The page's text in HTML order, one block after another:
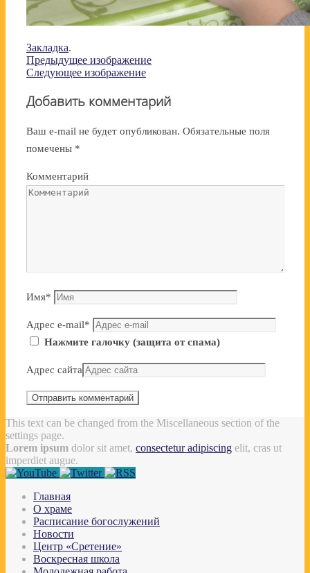
Закладка.
Предыдущее изображение
Следующее изображение
Добавить комментарий
Ваш e-mail не будет опубликован. Обязательные поля
помечены *
Комментарий
Имя*
Адрес e-mail*
Нажмите галочку (защита от спама)
Адрес сайта
This text can be changed from the Miscellaneous section of the
settings page.
Lorem ipsum dolor sit amet, consectetur adipiscing elit, cras ut
imperdiet augue.
Главная
О храме
Расписание богослужений
Новости
Центр «Сретение»
Воскресная школа